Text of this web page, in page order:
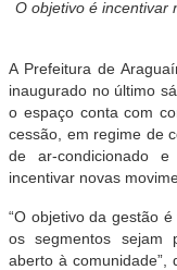
O objetivo é incentivar
A Prefeitura de
inaugurado no último
o espaço conta com
cessão, em regime de
de ar-condicionado
incentivar novas
“O objetivo da gestão
os segmentos sejam
aberto à comunidade”,